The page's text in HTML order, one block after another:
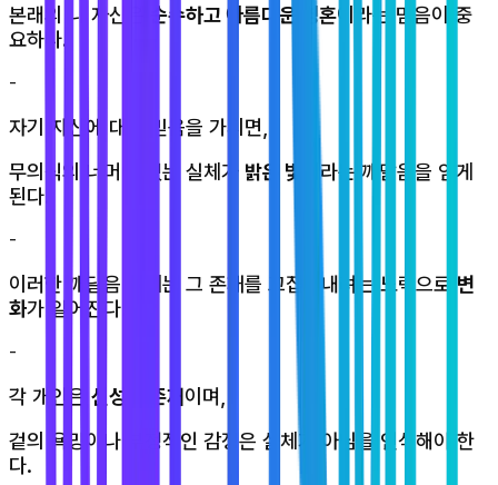
본래의 나 자신은
순수하고 아름다운 영혼이라는 믿음이 중
요하다.
-
자기 자신에 대한 믿음을 가지면,
무의식의 너머에 있는 실체가 밝은 빛
이라는 깨달음을 얻게
된다.
-
이러한 깨달음 후에는 그 존재를 끄집어내려는 노력으로 변
화가 일어진다.
-
각 개인은 신성한 존재이며,
겉의 욕망이나 부정적인 감정은 실체가 아님을 인식해야 한
다.